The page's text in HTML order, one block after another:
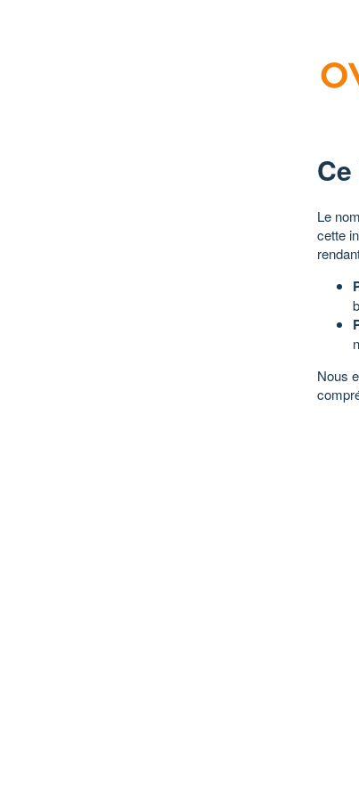
Le
cette
Nous